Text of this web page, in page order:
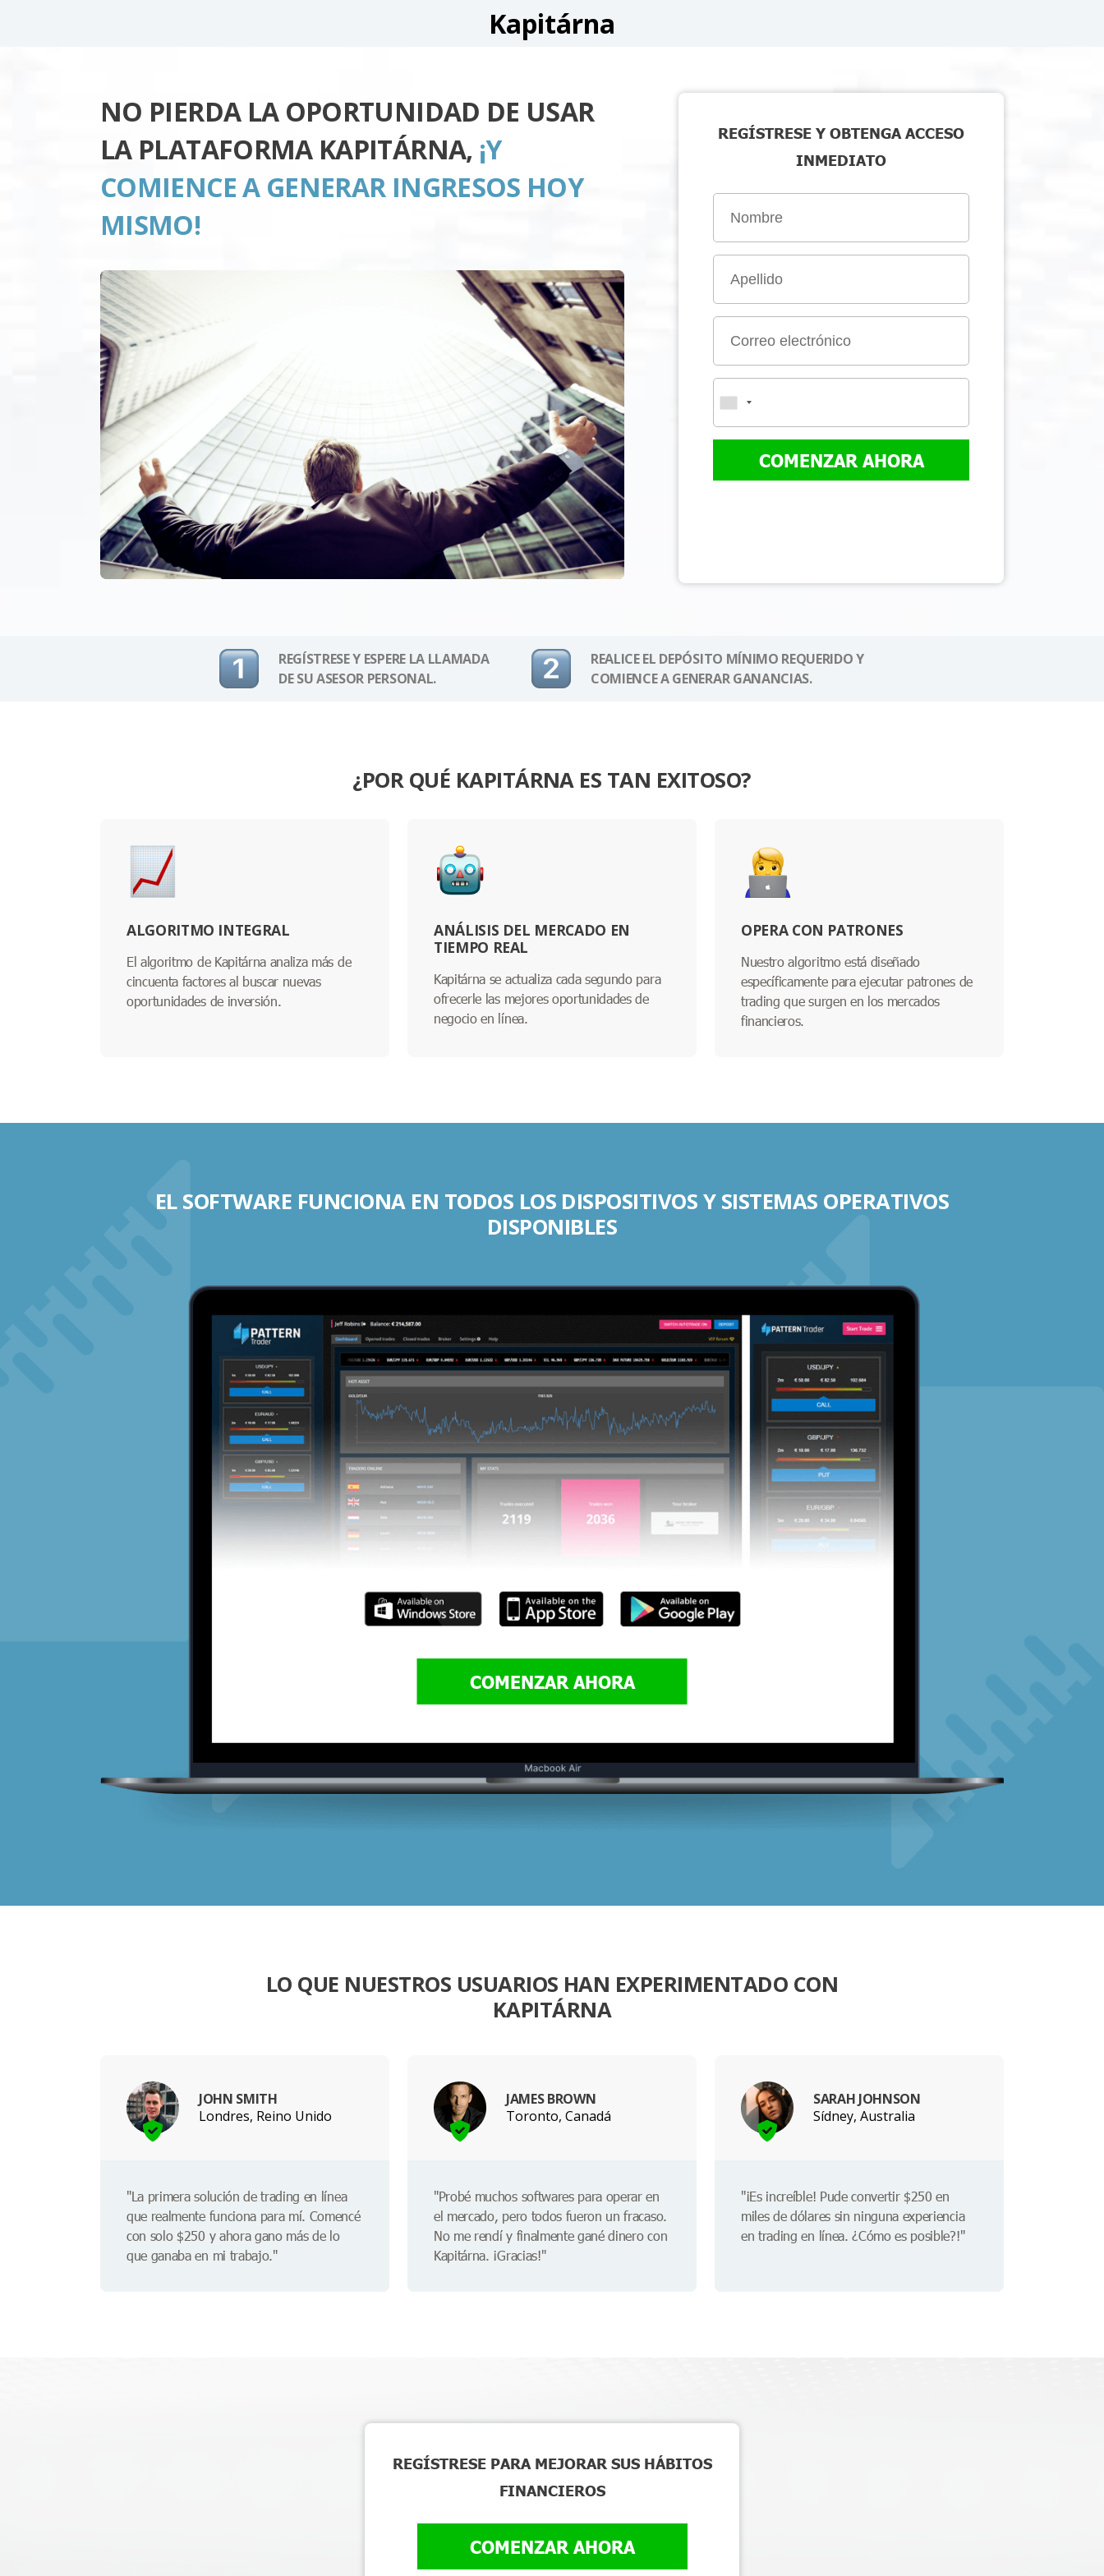
Kapitárna
NO PIERDA LA OPORTUNIDAD DE USAR
LA PLATAFORMA KAPITÁRNA, ¡Y
COMIENCE A GENERAR INGRESOS HOY
MISMO!
REGÍSTRESE Y OBTENGA ACCESO
INMEDIATO
COMENZAR AHORA
REGÍSTRESE Y ESPERE LA LLAMADA
DE SU ASESOR PERSONAL.
REALICE EL DEPÓSITO MÍNIMO REQUERIDO Y
COMIENCE A GENERAR GANANCIAS.
¿POR QUÉ KAPITÁRNA ES TAN EXITOSO?
ALGORITMO INTEGRAL
El algoritmo de Kapitárna analiza más de
cincuenta factores al buscar nuevas
oportunidades de inversión.
ANÁLISIS DEL MERCADO EN
TIEMPO REAL
Kapitárna se actualiza cada segundo para
ofrecerle las mejores oportunidades de
negocio en línea.
OPERA CON PATRONES
Nuestro algoritmo está diseñado
específicamente para ejecutar patrones de
trading que surgen en los mercados
financieros.
EL SOFTWARE FUNCIONA EN TODOS LOS DISPOSITIVOS Y SISTEMAS OPERATIVOS
DISPONIBLES
COMENZAR AHORA
LO QUE NUESTROS USUARIOS HAN EXPERIMENTADO CON
KAPITÁRNA
JOHN SMITH
Londres, Reino Unido
"La primera solución de trading en línea
que realmente funciona para mí. Comencé
con solo $250 y ahora gano más de lo
que ganaba en mi trabajo."
JAMES BROWN
Toronto, Canadá
"Probé muchos softwares para operar en
el mercado, pero todos fueron un fracaso.
No me rendí y finalmente gané dinero con
Kapitárna. ¡Gracias!"
SARAH JOHNSON
Sídney, Australia
"¡Es increíble! Pude convertir $250 en
miles de dólares sin ninguna experiencia
en trading en línea. ¿Cómo es posible?!"
REGÍSTRESE PARA MEJORAR SUS HÁBITOS
FINANCIEROS
COMENZAR AHORA